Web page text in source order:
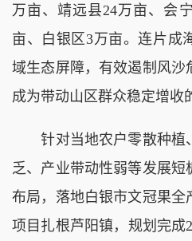
万亩、靖远县24万亩、会
亩、白银区3万亩。连片成
域生态屏障，有效遏制风沙
成为带动山区群众稳定增收
针对当地农户零散种植
乏、产业带动性弱等发展
布局，落地白银市文冠果全
项目扎根芦阳镇，规划完成